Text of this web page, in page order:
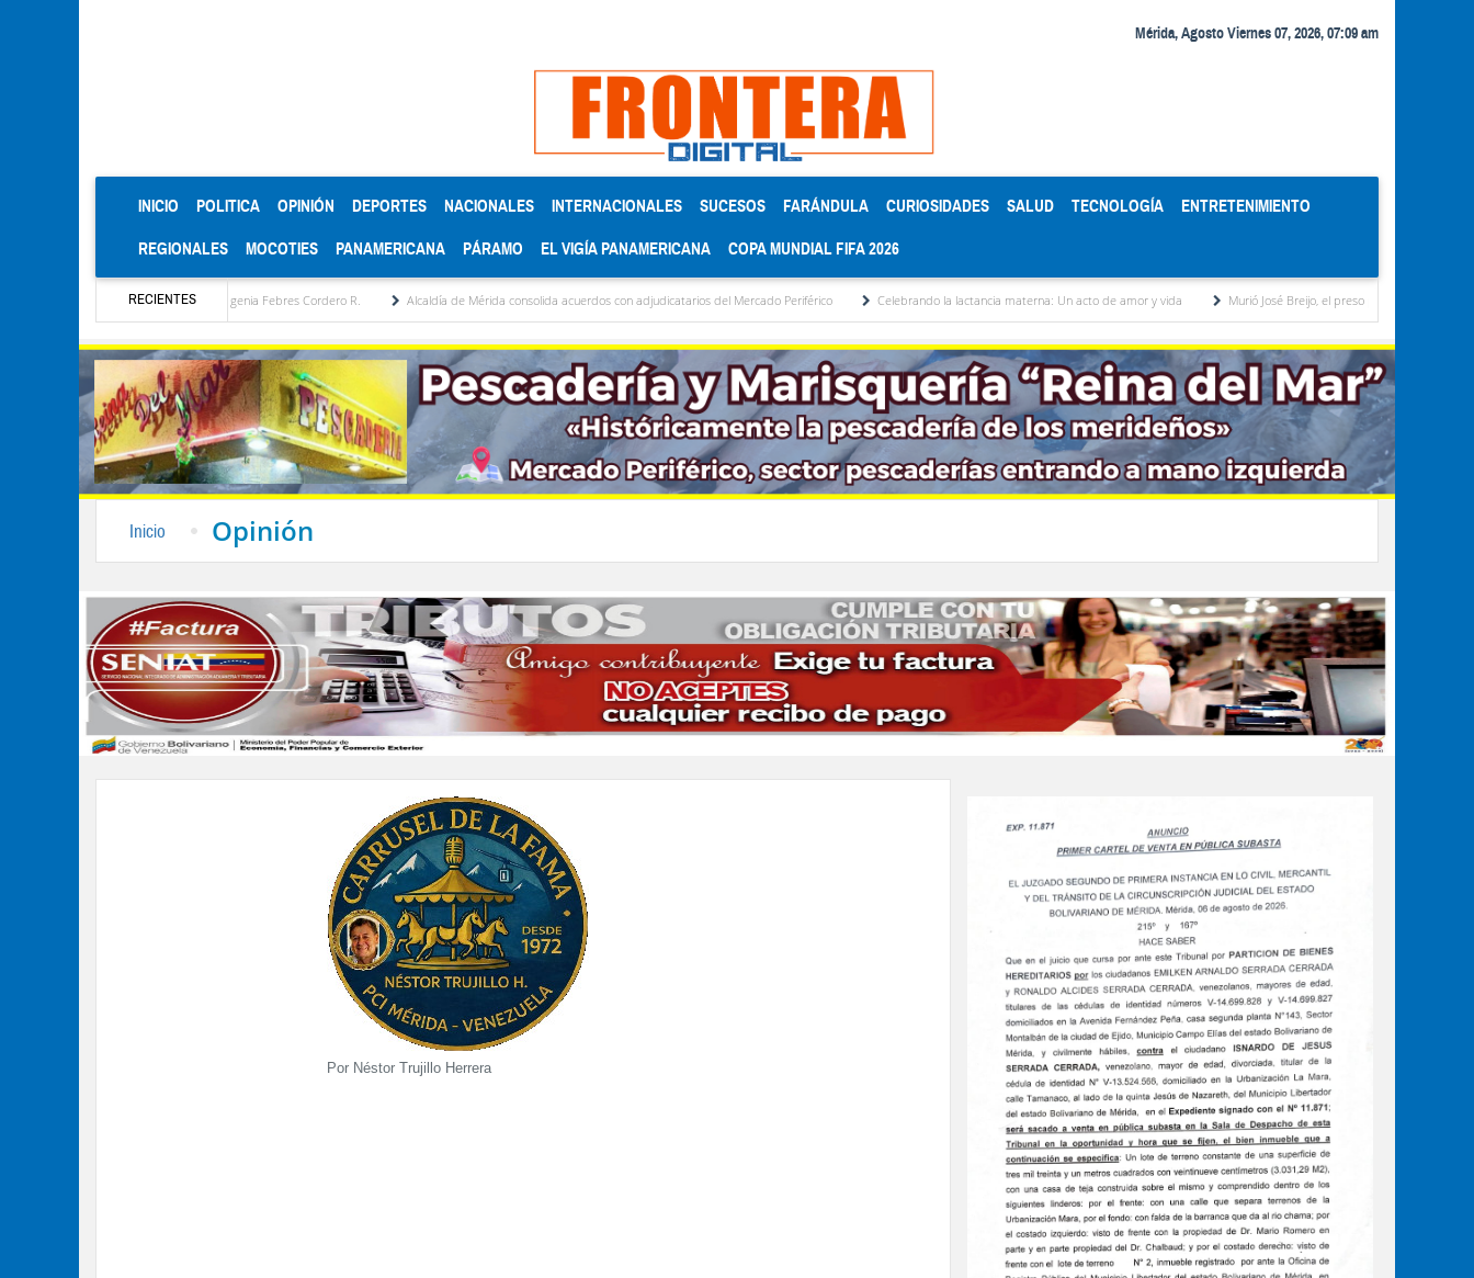
Mérida, Agosto Viernes 07, 2026, 07:09 am
INICIO (CURRENT)
POLITICA OPINIÓN DEPORTES NACIONALES INTERNACIONALES SUCESOS FARÁNDULA CURIOSIDADES SALUD TECNOLOGÍA ENTRETENIMIENTO
REGIONALES MOCOTIES PANAMERICANA PÁRAMO EL VIGÍA PANAMERICANA COPA MUNDIAL FIFA 2026
RECIENTES
por María Eugenia Febres Cordero R. Alcaldía de Mérida consolida acuerdos con adjudicatarios del Mercado Periférico Celebrando la lactancia materna: Un acto de amor y vida Murió José Breijo, el preso político uruguayo-venezolano bajo
Inicio Opinión
Por Néstor Trujillo Herrera